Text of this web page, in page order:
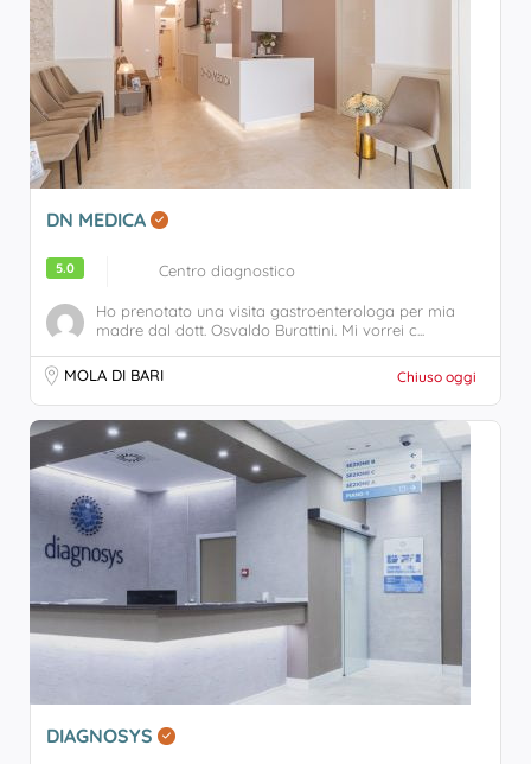
DN MEDICA
5.0 Centro diagnostico
Ho prenotato una visita gastroenterologa per mia
madre dal dott. Osvaldo Burattini. Mi vorrei c...
MOLA DI BARI Chiuso oggi
DIAGNOSYS